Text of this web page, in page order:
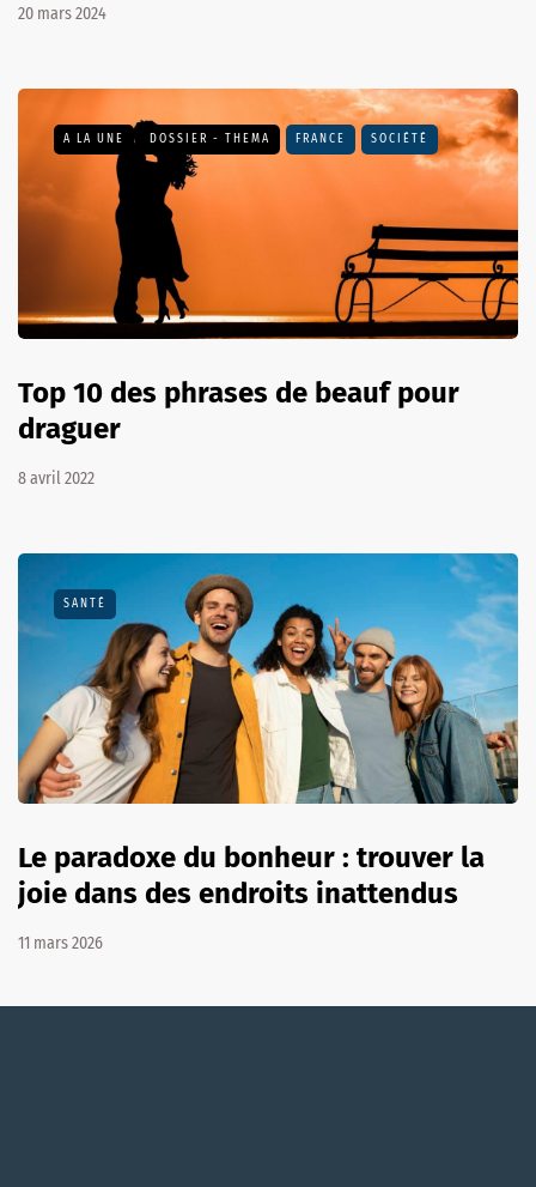
20 mars 2024
A LA UNE DOSSIER - THEMA FRANCE SOCIÉTÉ
Top 10 des phrases de beauf pour
draguer
8 avril 2022
SANTÉ
Le paradoxe du bonheur : trouver la
joie dans des endroits inattendus
11 mars 2026